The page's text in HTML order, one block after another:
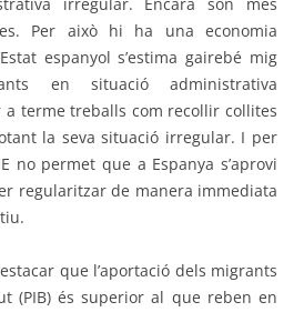
irregular. Encara són més
Per això hi ha una economia
espanyol s’estima gairebé mig
en situació administrativa
terme treballs com recollir collites
la seva situació irregular. I per
no permet que a Espanya s’aprovi
regularitzar de manera immediata
que l’aportació dels migrants
(PIB) és superior al que reben en